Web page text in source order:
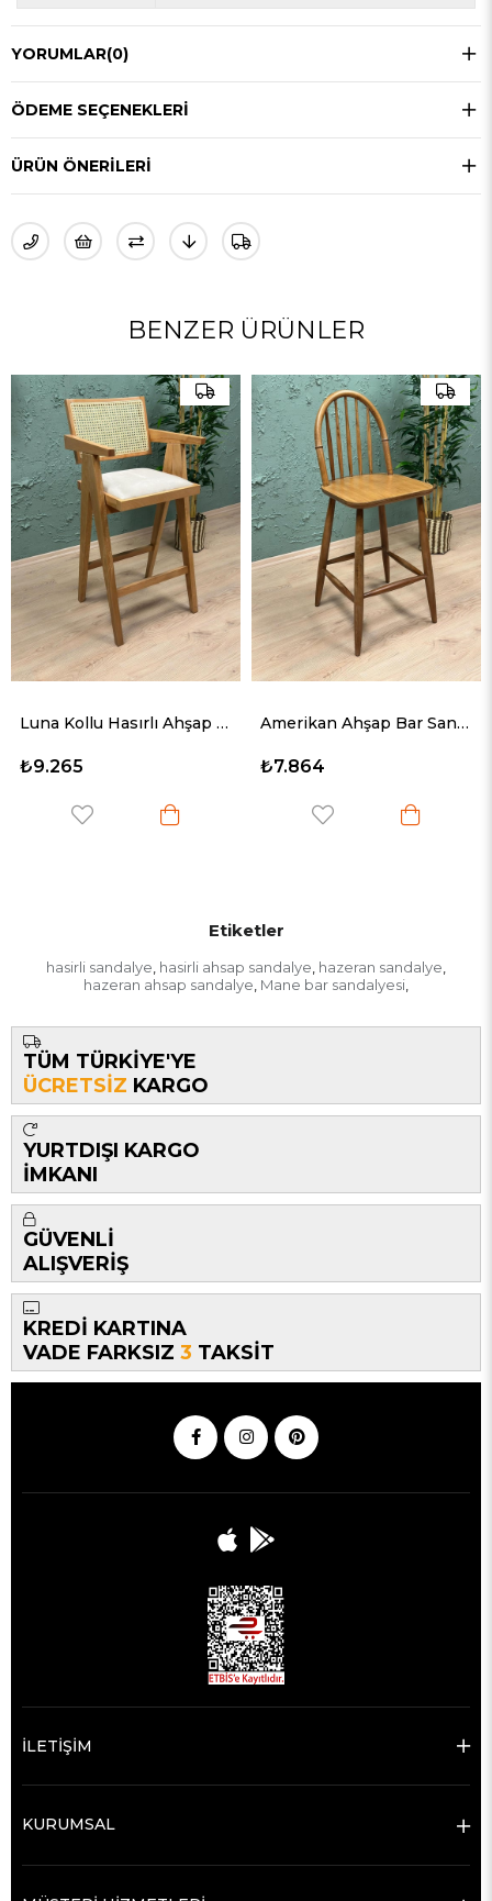
YORUMLAR(0)
ÖDEME SEÇENEKLERI
ÜRÜN ÖNERILERI
BENZER ÜRÜNLER
Luna Kollu Hasırlı Ahşap Bar Sandalyesi Amerikan Ahşap Bar Sandalyesi
₺7.864 ₺8.564
Etiketler
hasirli sandalye hasirli ahsap sandalye hazeran sandalye
hazeran ahsap sandalye Mane bar sandalyesi
TÜM TÜRKİYE'YE
ÜCRETSİZ KARGO
YURTDIŞI KARGO
İMKANI
GÜVENLİ
ALIŞVERİŞ
KREDİ KARTINA
VADE FARKSIZ 3 TAKSİT
İLETİŞİM
KURUMSAL